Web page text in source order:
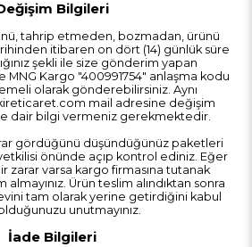
Bilgileri
tahrip etmeden, bozmadan, ürünü
itibaren on dört (14) günlük süre
şekli ile size gönderim yapan
MNG Kargo "400991754" anlaşma kodu
olarak gönderebilirsiniz. Aynı
mail adresine değişim
dair bilgi vermeniz gerekmektedir.
gördüğünü düşündüğünüz paketleri
önünde açıp kontrol ediniz. Eğer
zarar varsa kargo firmasına tutanak
Ürün teslim alındıktan sonra
tam olarak yerine getirdiğini kabul
unutmayınız.
İade Bilgileri